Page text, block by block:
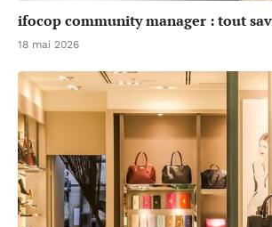
ifocop community manager : tout
18 mai 2026